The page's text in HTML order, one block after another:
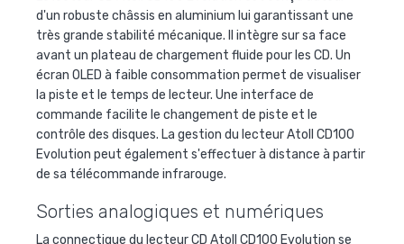
d'un robuste châssis en aluminium lui garantissant une
très grande stabilité mécanique. Il intègre sur sa face
avant un plateau de chargement fluide pour les CD. Un
écran OLED à faible consommation permet de visualiser
la piste et le temps de lecteur. Une interface de
commande facilite le changement de piste et le
contrôle des disques. La gestion du lecteur Atoll CD100
Evolution peut également s'effectuer à distance à partir
de sa télécommande infrarouge.
Sorties analogiques et numériques
La connectique du lecteur CD Atoll CD100 Evolution se